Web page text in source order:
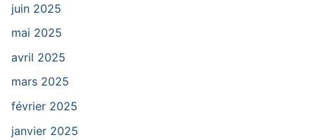
juin 2025
mai 2025
avril 2025
mars 2025
février 2025
janvier 2025